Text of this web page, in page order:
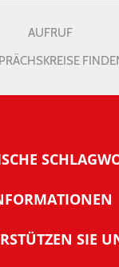
AUFRUF
NachDenkSeiten
SIE